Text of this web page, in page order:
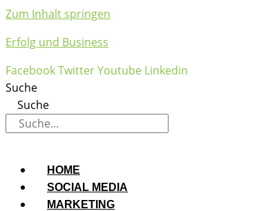
Zum Inhalt springen
Erfolg und Business
FacebookTwitterYoutube Linkedin
Suche
Suche
HOME
SOCIAL MEDIA
MARKETING